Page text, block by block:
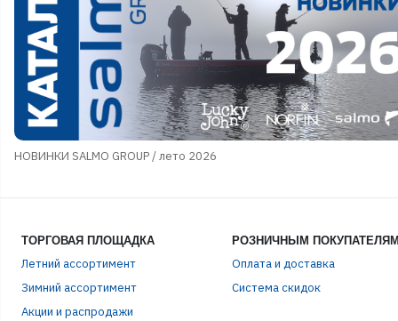
НОВИНКИ SALMO GROUP / лето 2026
ТОРГОВАЯ ПЛОЩАДКА
Летний ассортимент
Зимний ассортимент
Акции и распродажи
РОЗНИЧНЫМ
Оплата и доставка
Система скидок